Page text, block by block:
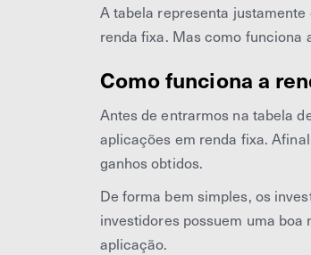
A tabela representa
renda fixa. Mas como funciona
Como funciona a
Antes de entrarmos na tabela
aplicações em renda fixa.
ganhos obtidos.
De forma bem simples, os
investidores possuem uma
aplicação.